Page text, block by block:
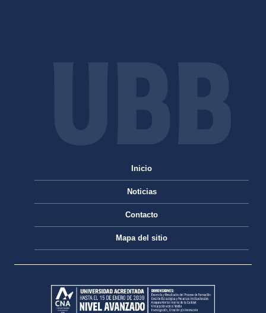
Inicio
Noticias
Contacto
Mapa del sitio